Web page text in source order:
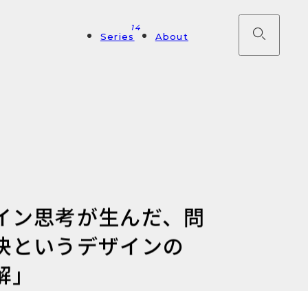
Series
14
About
ン思考が生んだ、問
というデザインの